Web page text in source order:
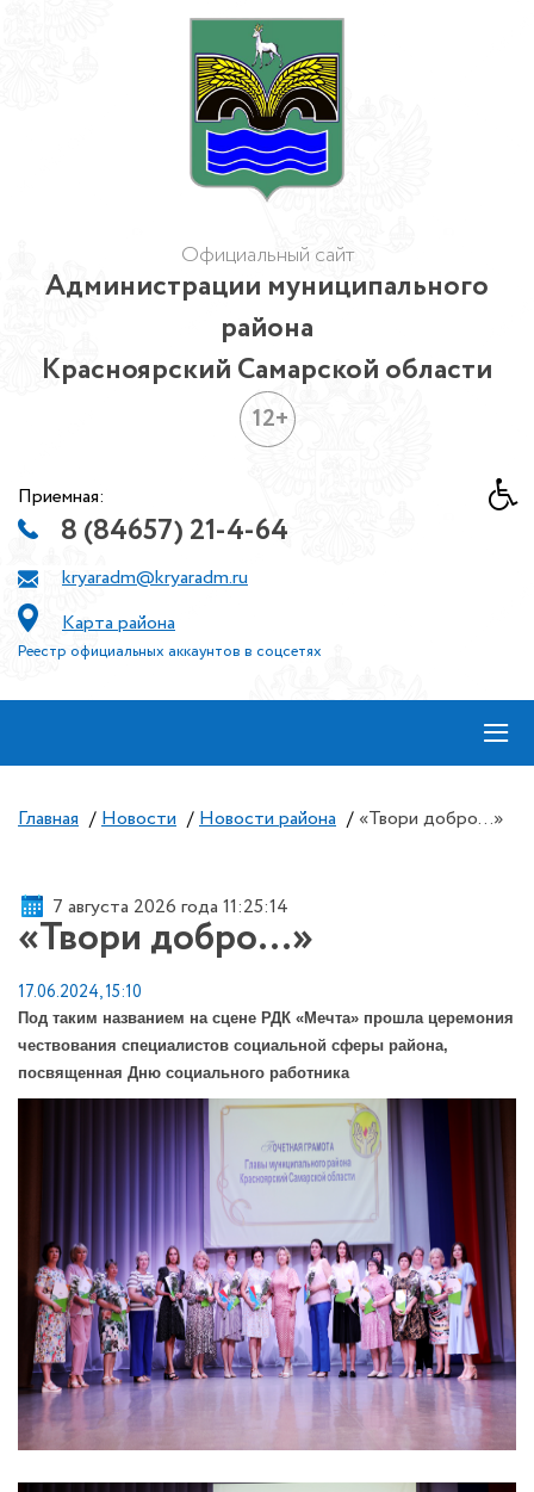
Официальный сайт
Администрации муниципального
района
Красноярский Самарской области
12+
Приемная:
8 (84657) 21-4-64
kryaradm@kryaradm.ru
Карта района
Реестр официальных аккаунтов в соцсетях
≡
Главная / Новости / Новости района / «Твори добро…»
7 августа 2026 года 11:25:15
«Твори добро…»
17.06.2024, 15:10
Под таким названием на сцене РДК «Мечта» прошла церемония
чествования специалистов социальной сферы района,
посвященная Дню социального работника